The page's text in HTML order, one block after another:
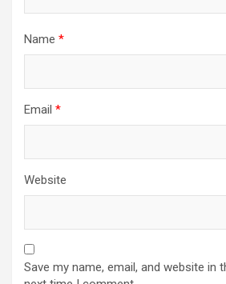
Name *
Email *
Website
Save my name, email, and website in